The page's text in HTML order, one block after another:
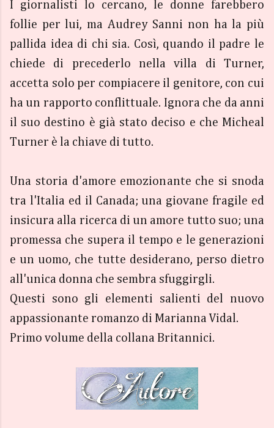
I giornalisti lo cercano, le donne farebbero
follie per lui, ma Audrey Sanni non ha la più
pallida idea di chi sia. Così, quando il padre le
chiede di precederlo nella villa di Turner,
accetta solo per compiacere il genitore, con cui
ha un rapporto conflittuale. Ignora che da anni
il suo destino è già stato deciso e che Micheal
Turner è la chiave di tutto.
Una storia d'amore emozionante che si snoda
tra l'Italia ed il Canada; una giovane fragile ed
insicura alla ricerca di un amore tutto suo; una
promessa che supera il tempo e le generazioni
e un uomo, che tutte desiderano, perso dietro
all'unica donna che sembra sfuggirgli.
Questi sono gli elementi salienti del nuovo
appassionante romanzo di Marianna Vidal.
Primo volume della collana Britannici.